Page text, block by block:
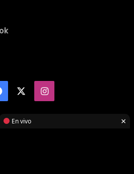
Facebook Instagram
TI 2026, All Rights Reserved
En vivo ×